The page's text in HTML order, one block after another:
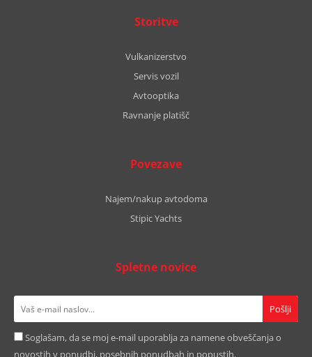
Storitve
Vulkanizerstvo
Servis vozil
Avtooptika
Ravnanje platišč
Povezave
Najem/nakup avtodoma
Stipic Yachts
Spletne novice
Soglašam, da se moj e-mail uporablja za namene obveščanja o
novostih v ponudbi, posebnih ponudbah in popustih.